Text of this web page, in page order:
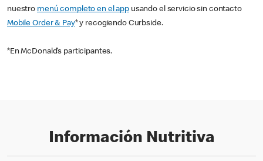
nuestro menú completo en el appusando el servicio sin contacto
Mobile Order & Pay* y recogiendo Curbside.
*En McDonald’s participantes.
Información Nutritiva